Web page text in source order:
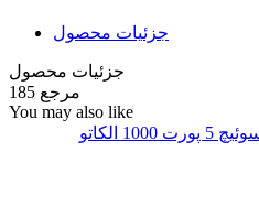
جزئیات محصول
جزئیات محصول
مرجع 185
You may also like